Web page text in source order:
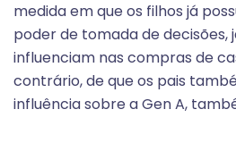
medida em que os filhos já
poder de tomada de decisões,
influenciam nas compras de
contrário, de que os pais
influência sobre a Gen A,